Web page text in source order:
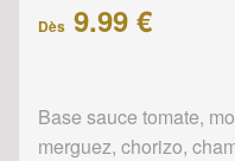
Dès 9.99 €
Base sauce tomate,
merguez, chorizo,